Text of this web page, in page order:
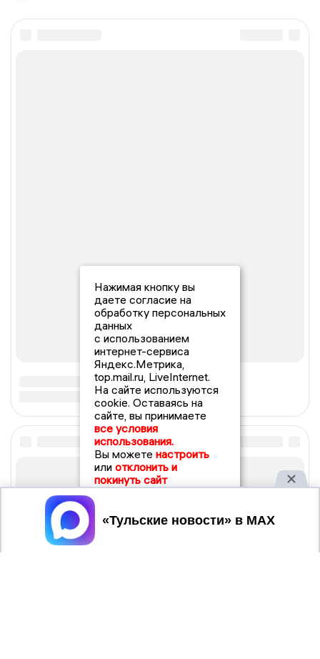
Нажимая кнопку вы
даете согласие на
обработку персональных
данных
с использованием
интернет-сервиса
Яндекс.Метрика,
top.mail.ru, LiveInternet.
На сайте используются
cookie. Оставаясь на
сайте, вы принимаете
все условия
использования.
Вы можете настроить
или отклонить и
покинуть сайт
Принять